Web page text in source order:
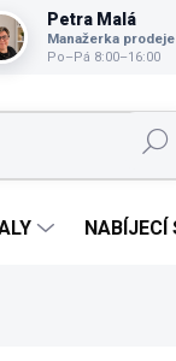
Petra Malá
Manažerka prodeje
Po–Pá 8:00–16:00
Hledat
NABÍJECÍ